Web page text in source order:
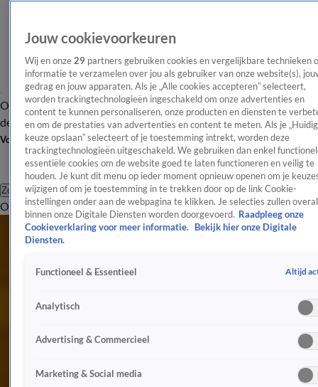
OverzichtAfleveringen Entertainment TV Algemeen
Tip
de redactieNieuwsbrief
Volg Shownieuws
Zoeken
OverzichtEntertainmentSpraakmakendRealityCrimeVideo's
Jouw cookievoorkeuren
Wij en onze 29 partners gebruiken cookies en vergelijkbare technieken
informatie te verzamelen over jou als gebruiker van onze website(s),
gedrag en jouw apparaten. Als je „Alle cookies accepteren” selecteert,
worden trackingtechnologieën ingeschakeld om onze advertenties en
content te kunnen personaliseren, onze producten en diensten te
en om de prestaties van advertenties en content te meten. Als je
keuze opslaan” selecteert of je toestemming intrekt, worden deze
trackingtechnologieën uitgeschakeld. We gebruiken dan enkel
essentiële cookies om de website goed te laten functioneren en veilig te
houden. Je kunt dit menu op ieder moment opnieuw openen om je
wijzigen of om je toestemming in te trekken door op de link Cookie-
instellingen onder aan de webpagina te klikken. Je selecties zullen overal
binnen onze Digitale Diensten worden doorgevoerd. Raadpleeg onze
Cookieverklaring voor meer informatie.
Bekijk hier onze Digitale
Diensten.
Functioneel & Essentieel Altijd
Analytisch
Advertising & Commercieel
Marketing & Social media